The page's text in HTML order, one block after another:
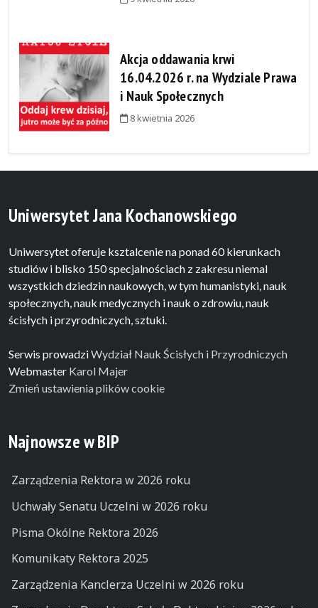
Akcja oddawania krwi
16.04.2026 r. na Wydziale Prawa
i Nauk Społecznych
8 kwietnia 2026
Uniwersytet Jana Kochanowskiego
Uniwersytet oferuje ksztalcenie na ponad 60 kierunkach
studiów i blisko 150 specjalnościach z zakresu niemal
wszystkich dziedzin naukowych, w tym humanistyki, nauk
społecznych, nauk medycznych i nauk o zdrowiu, nauk
ścisłych i przyrodniczych, sztuki.
Serwis prowadziWydział Nauk Ścisłych i Przyrodniczych
Webmaster Karol Majer
Zmień ustawienia plików cookie
Najnowsze w BIP
Zarządzenia Rektora w 2026 roku
Uchwały Senatu Uczelni w 2026 roku
Pisma Okólne Rektora 2026
Komunikaty Rektora 2025
Zarządzenia Kanclerza Uczelni w 2026 roku